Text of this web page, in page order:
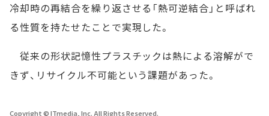
冷却時の再結合を繰り返させる「熱可逆結合」と呼ばれ
る性質を持たせたことで実現した。
従来の形状記憶性プラスチックは熱による溶解がで
きず、リサイクル不可能という課題があった。
Copyright © ITmedia, Inc. All Rights Reserved.